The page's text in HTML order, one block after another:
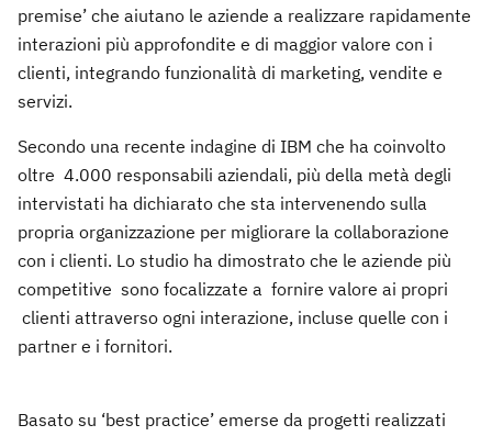
premise’ che aiutano le aziende a realizzare rapidamente
interazioni più approfondite e di maggior valore con i
clienti, integrando funzionalità di marketing, vendite e
servizi.
Secondo una recente indagine di IBM che ha coinvolto
oltre 4.000 responsabili aziendali, più della metà degli
intervistati ha dichiarato che sta intervenendo sulla
propria organizzazione per migliorare la collaborazione
con i clienti. Lo studio ha dimostrato che le aziende più
competitive sono focalizzate a fornire valore ai propri
clienti attraverso ogni interazione, incluse quelle con i
partner e i fornitori.
Basato su ‘best practice’ emerse da progetti realizzati